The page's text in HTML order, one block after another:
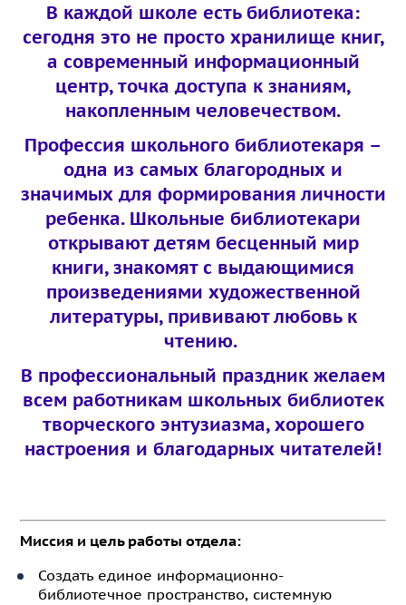
В каждой школе есть библиотека:
сегодня это не просто хранилище книг,
а современный информационный
центр, точка доступа к знаниям,
накопленным человечеством.
Профессия школьного библиотекаря –
одна из самых благородных и
значимых для формирования личности
ребенка. Школьные библиотекари
открывают детям бесценный мир
книги, знакомят с выдающимися
произведениями художественной
литературы, прививают любовь к
чтению.
В профессиональный праздник желаем
всем работникам школьных библиотек
творческого энтузиазма, хорошего
настроения и благодарных читателей!
Миссия и цель работы отдела:
Создать единое информационно-
библиотечное пространство, системную